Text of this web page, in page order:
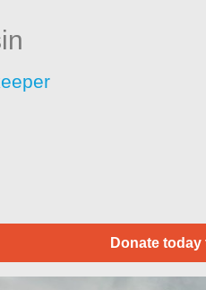
Donate